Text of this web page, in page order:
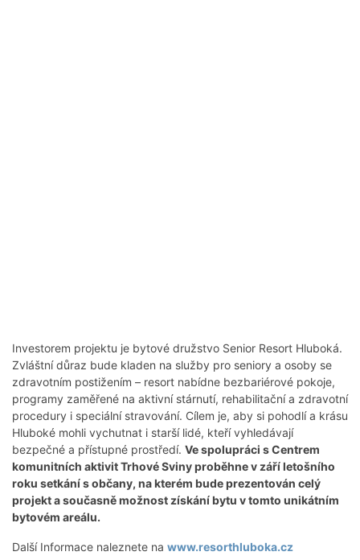
Investorem projektu je bytové družstvo Senior Resort Hluboká.
Zvláštní důraz bude kladen na služby pro seniory a osoby se
zdravotním postižením – resort nabídne bezbariérové pokoje,
programy zaměřené na aktivní stárnutí, rehabilitační a zdravotní
procedury i speciální stravování. Cílem je, aby si pohodlí a krásu
Hluboké mohli vychutnat i starší lidé, kteří vyhledávají
bezpečné a přístupné prostředí. Ve spolupráci s Centrem
komunitních aktivit Trhové Sviny proběhne v září letošního
roku setkání s občany, na kterém bude prezentován celý
projekt a současně možnost získání bytu v tomto unikátním
bytovém areálu.
Další Informace naleznete na www.resorthluboka.cz